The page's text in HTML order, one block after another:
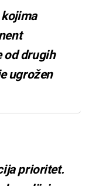
od drugih
ugrožen
prioritet.